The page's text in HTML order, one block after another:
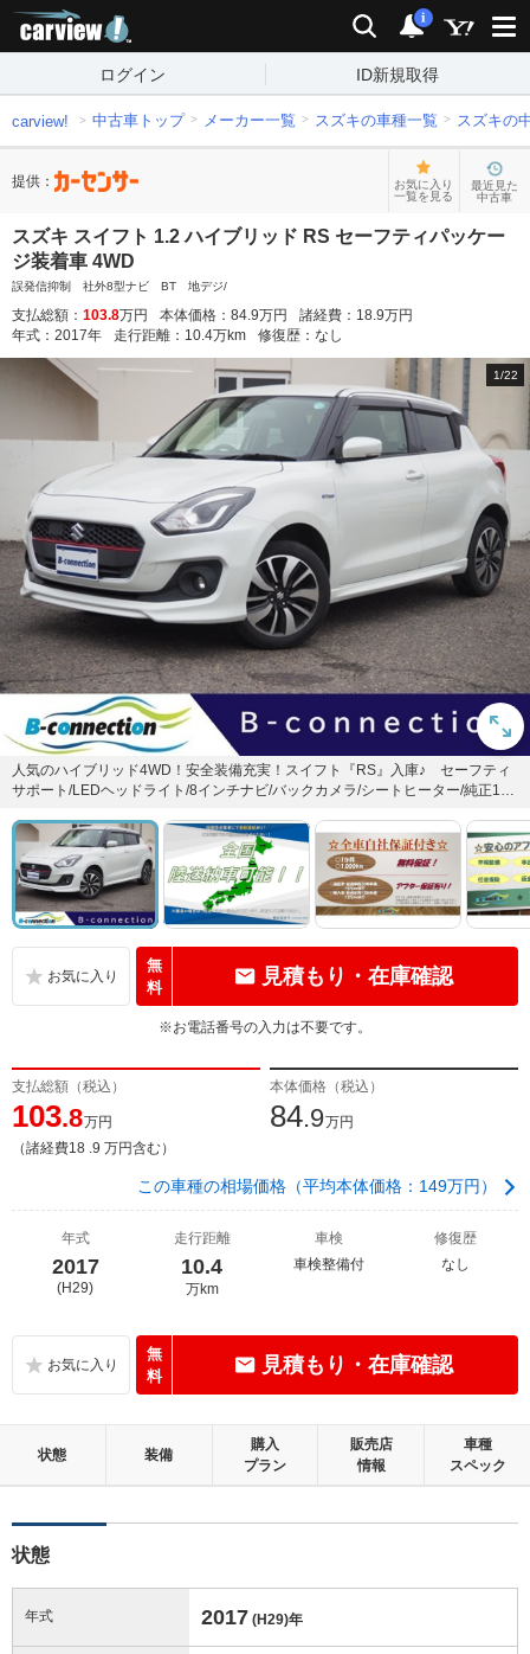
検索 通知
i
ログイン ID新規取得
carview! 中古車トップ メーカー一覧 スズキの車種一覧 スズキの
提供：
お気に入り
一覧を見る
最近見た
中古車
スズキ スイフト 1.2 ハイブリッド RS セーフティパッケー
ジ装着車 4WD
誤発信抑制 社外8型ナビ BT 地デジ/
支払総額： 103.8万円 本体価格： 84.9万円 諸経費： 18.9万円
年式： 2017年 走行距離： 10.4万km 修復歴： なし
1/22
人気のハイブリッド4WD！安全装備充実！スイフト『RS』入庫♪ セーフティ
サポート/LEDヘッドライト/8インチナビ/バックカメラ/シートヒーター/純正16A
無
料
見積もり・在庫確認
※お電話番号の入力は不要です。
支払総額（税込）
103.8万円
（諸経費18 .9 万円含む）
本体価格（税込）
84.9万円
この車種の相場価格（平均本体価格：149万円）
年式
2017
(H29)
走行距離
10.4
万km
車検
車検整備付
修復歴
なし
無
料
見積もり・在庫確認
状態 装備
購入
プラン
販売店
情報
車種
スペック
状態
年式 2017 (H29)年